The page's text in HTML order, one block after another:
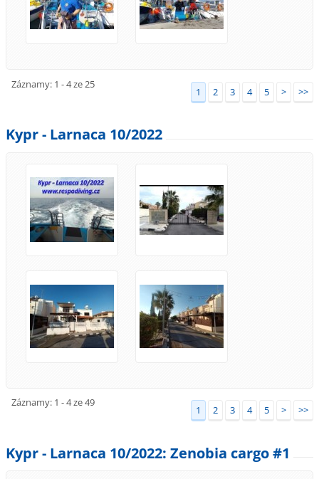
Záznamy: 1 - 4 ze 25
1 2 3 4 5 > >>
Kypr - Larnaca 10/2022
Záznamy: 1 - 4 ze 49
1 2 3 4 5 > >>
Kypr - Larnaca 10/2022: Zenobia cargo #1